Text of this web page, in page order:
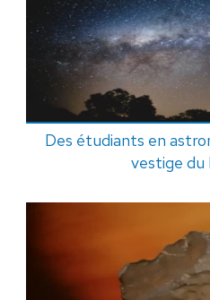
Des étudiants en
vestige du